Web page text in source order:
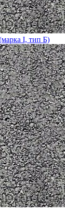
I, тип Б)